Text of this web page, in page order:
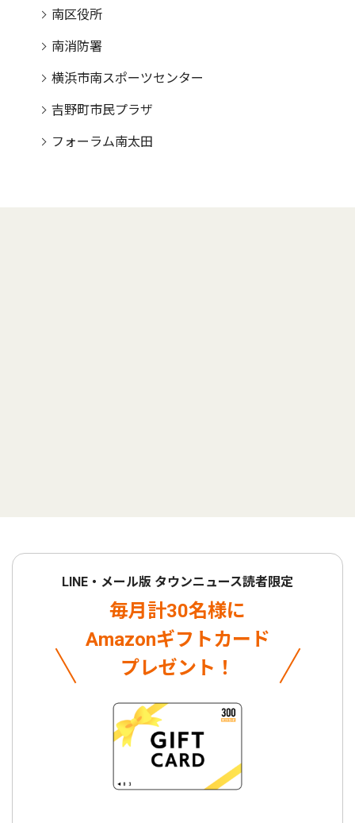
南区役所
南消防署
横浜市南スポーツセンター
吉野町市民プラザ
フォーラム南太田
LINE・メール版 タウンニュース読者限定
毎月計30名様に
Amazonギフトカード
プレゼント！